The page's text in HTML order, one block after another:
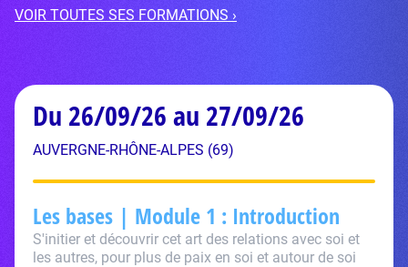
VOIR TOUTES SES FORMATIONS ›
Du 26/09/26 au 27/09/26
AUVERGNE-RHÔNE-ALPES (69)
Les bases | Module 1 : Introduction
S'initier et découvrir cet art des relations avec soi et
les autres, pour plus de paix en soi et autour de soi